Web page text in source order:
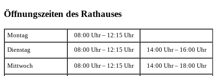
Öffnungszeiten des Rathauses
Montag 08:00 Uhr – 12:15 Uhr
Dienstag 08:00 Uhr – 12:15 Uhr 14:00 Uhr – 16:00 Uhr
Mittwoch 08:00 Uhr – 12:15 Uhr 14:00 Uhr – 18:00 Uhr